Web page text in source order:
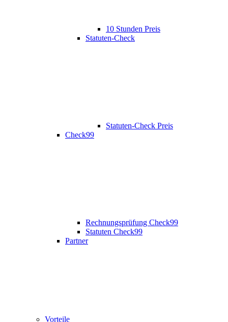
10 Stunden Preis
Statuten-Check
Statuten-Check Preis
Check99
Rechnungsprüfung Check99
Statuten Check99
Partner
Vorteile